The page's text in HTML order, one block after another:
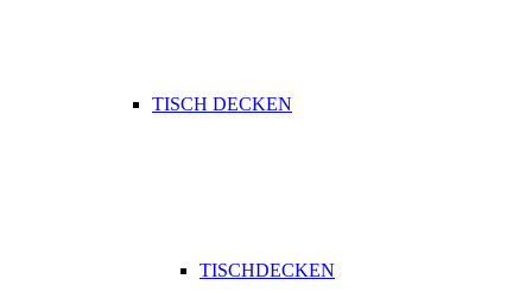
TISCH DECKEN
TISCHDECKEN